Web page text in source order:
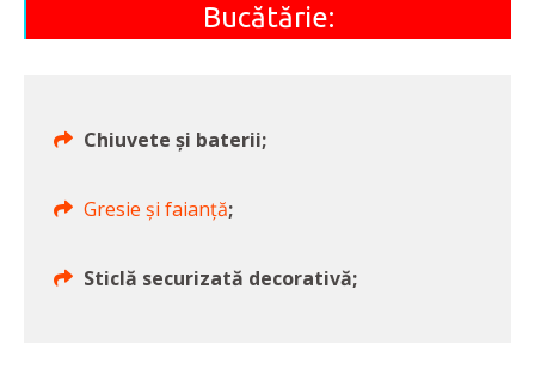
Bucătărie:
Chiuvete și baterii;
Gresie și faianță;
Sticlă securizată decorativă;